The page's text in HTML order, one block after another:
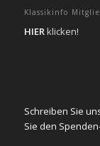
Klassikinfo
HIERklicken!
Schreiben Sie
Sie den